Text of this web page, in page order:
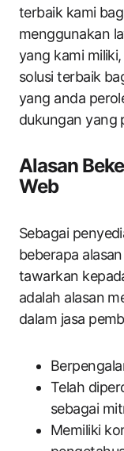
terbaik kami
menggunakan
yang kami
solusi terbaik
yang anda
dukungan yang
Alasan
Web
Sebagai
beberapa
tawarkan
adalah alasan
dalam jasa
Telah
sebagai
Memiliki